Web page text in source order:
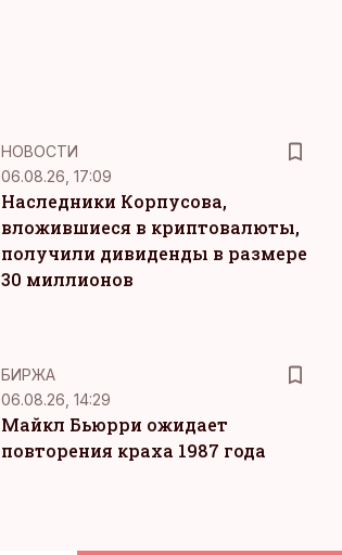
НОВОСТИ
06.08.26, 17:09
Наследники Корпусова,
вложившиеся в криптовалюты,
получили дивиденды в размере
30 миллионов
БИРЖА
06.08.26, 14:29
Майкл Бьюрри ожидает
повторения краха 1987 года